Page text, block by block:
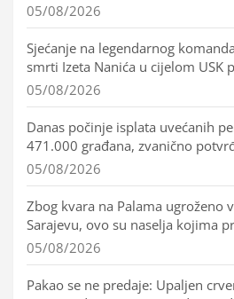
05/08/2026
Sjećanje na legendarnog
smrti Izeta Nanića u cijelom USK
05/08/2026
Danas počinje isplata uvećanih
471.000 građana, zvanično
05/08/2026
Zbog kvara na Palama ugroženo
Sarajevu, ovo su naselja kojima
05/08/2026
Pakao se ne predaje: Upaljen